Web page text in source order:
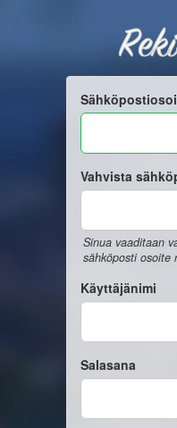
Vahvista
Sinua vaaditaan
sähköposti osoite
Käyttäjänimi
Salasana